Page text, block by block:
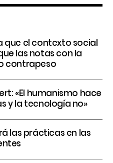
que el contexto social
las notas con la
contrapeso
«El humanismo hace
y la tecnología no»
las prácticas en las